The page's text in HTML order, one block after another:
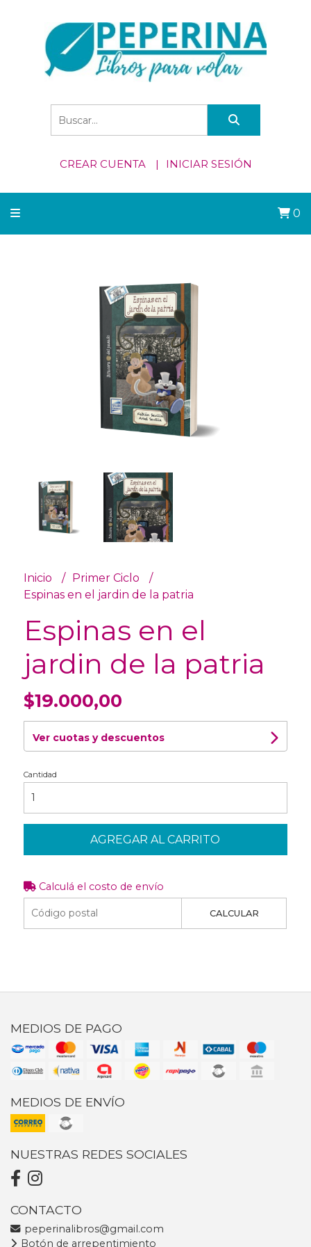
CREAR CUENTA INICIAR SESIÓN
0
Inicio
Primer Ciclo
Espinas en el jardin de la patria
Espinas en el
jardin de la patria
$19.000,00
Ver cuotas y descuentos
Cantidad
AGREGAR AL CARRITO
Calculá el costo de envío
CALCULAR
MEDIOS DE PAGO
MEDIOS DE ENVÍO
NUESTRAS REDES SOCIALES
CONTACTO
peperinalibros@gmail.com
Botón de arrepentimiento